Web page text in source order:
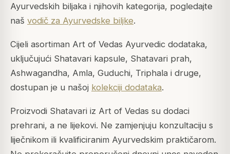
Ayurvedskih biljaka i njihovih kategorija, pogledajte
naš vodič za Ayurvedske biljke.
Cijeli asortiman Art of Vedas Ayurvedic dodataka,
uključujući Shatavari kapsule, Shatavari prah,
Ashwagandha, Amla, Guduchi, Triphala i druge,
dostupan je u našoj kolekciji dodataka.
Proizvodi Shatavari iz Art of Vedas su dodaci
prehrani, a ne lijekovi. Ne zamjenjuju konzultaciju s
liječnikom ili kvalificiranim Ayurvedskim praktičarom.